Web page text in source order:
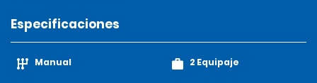
Especificaciones
Manual 2 Equipaje